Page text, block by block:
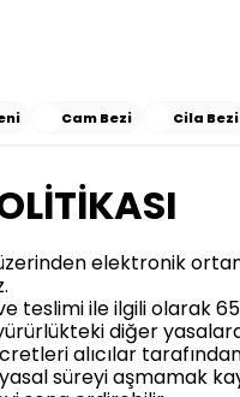
Cam Bezi Cila Bezi
elektronik
ve teslimi ile ilgili olarak
diğer
alıcılar
süreyi aşmamak